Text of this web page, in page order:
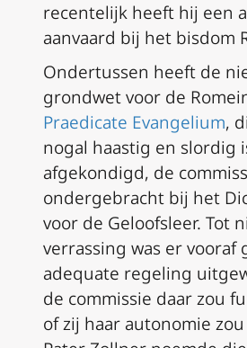
recentelijk heeft hij een
aanvaard bij het bisdom
Ondertussen heeft de
grondwet voor de
Praedicate Evangelium,
nogal haastig en slordig
afgekondigd, de
ondergebracht bij het
voor de Geloofsleer. Tot
verrassing was er vooraf
adequate regeling
de commissie daar zou
of zij haar autonomie